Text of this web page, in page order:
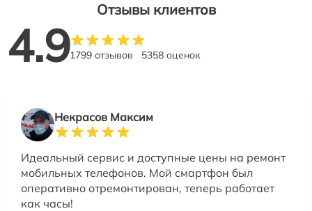
Отзывы клиентов
4.91799 отзывов 5358 оценок
Некрасов Максим
Идеальный сервис и доступные цены на ремонт
мобильных телефонов. Мой смартфон был
оперативно отремонтирован, теперь работает
как часы!